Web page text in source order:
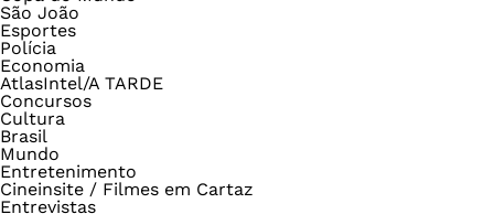
São João
Esportes
Polícia
Economia
AtlasIntel/A TARDE
Concursos
Cultura
Brasil
Mundo
Entretenimento
Cineinsite / Filmes em Cartaz
Entrevistas